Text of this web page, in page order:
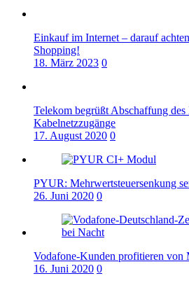
Einkauf im Internet – darauf
Shopping!
18. März 2023 0
Telekom begrüßt Abschaffung
Kabelnetzzugänge
17. August 2020 0
PYUR: Mehrwertsteuersenkung
26. Juni 2020 0
Vodafone-Kunden profitieren von
16. Juni 2020 0